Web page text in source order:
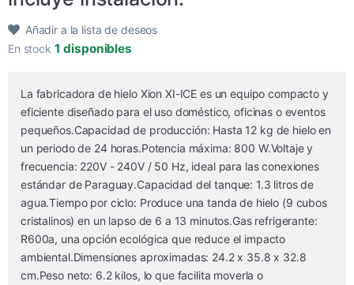
Añadir a la lista de deseos
En stock 1 disponibles
La fabricadora de hielo Xion XI-ICE es un equipo compacto y
eficiente diseñado para el uso doméstico, oficinas o eventos
pequeños.Capacidad de producción: Hasta 12 kg de hielo en
un periodo de 24 horas.Potencia máxima: 800 W.Voltaje y
frecuencia: 220V - 240V / 50 Hz, ideal para las conexiones
estándar de Paraguay.Capacidad del tanque: 1.3 litros de
agua.Tiempo por ciclo: Produce una tanda de hielo (9 cubos
cristalinos) en un lapso de 6 a 13 minutos.Gas refrigerante:
R600a, una opción ecológica que reduce el impacto
ambiental.Dimensiones aproximadas: 24.2 x 35.8 x 32.8
cm.Peso neto: 6.2 kilos, lo que facilita moverla o